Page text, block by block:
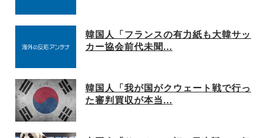
韓国人「フランスの有力紙も大韓サッ
カー協会前代未聞...
韓国人「我が国がクウェート戦で行っ
た審判買収が本当...